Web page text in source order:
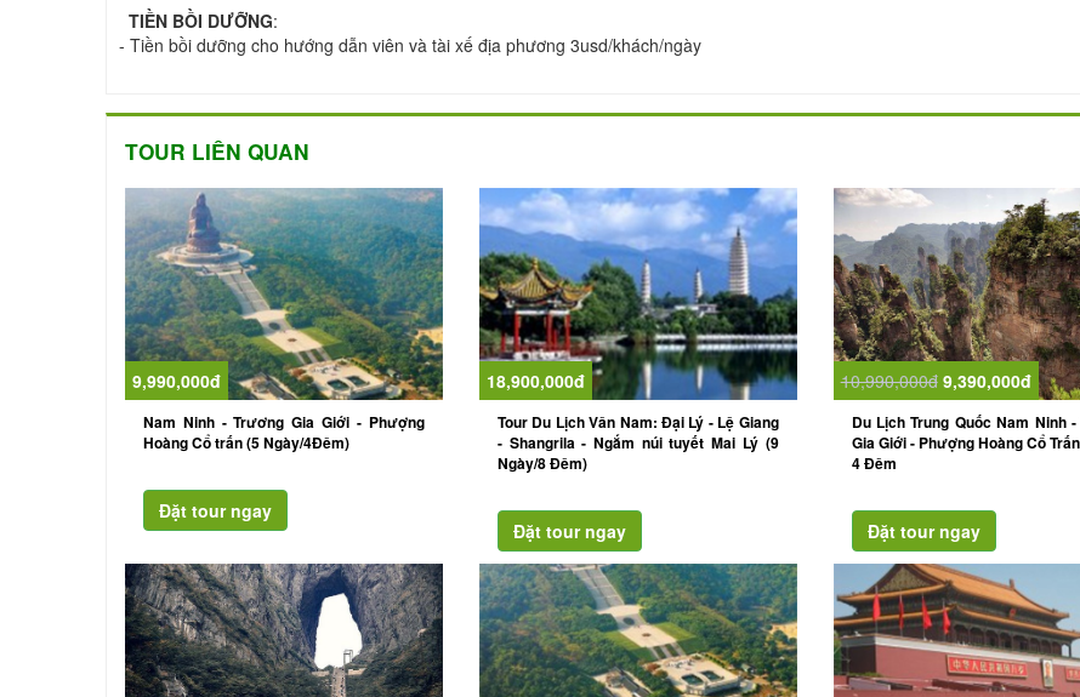
TIỀN BỒI DƯỠNG:
- Tiền bồi dưỡng cho hướng dẫn viên và tài xế địa phương 3usd/khách/ngày
TOUR LIÊN QUAN
9,990,000đ
Nam Ninh - Trương Gia Giới - Phượng
Hoàng Cổ trấn (5 Ngày/4Đêm)
18,900,000đ
Tour Du Lịch Vân Nam: Đại Lý - Lệ Giang
- Shangrila - Ngắm núi tuyết Mai Lý (9
Ngày/8 Đêm)
10,990,000đ 9,390,000đ
Du Lịch Trung Quốc Nam Ninh
Gia Giới - Phượng Hoàng Cổ
4 Đêm